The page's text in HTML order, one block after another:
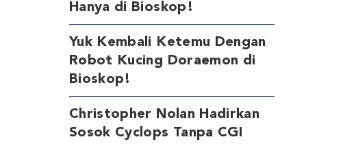
Hanya di Bioskop!
Yuk Kembali Ketemu Dengan
Robot Kucing Doraemon di
Bioskop!
Christopher Nolan Hadirkan
Sosok Cyclops Tanpa CGI